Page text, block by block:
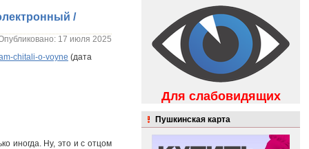
/
17 июля 2025
chitali-o-voyne (дата
иногда. Ну, это и с отцом
Для слабовидящих
Пушкинская карта